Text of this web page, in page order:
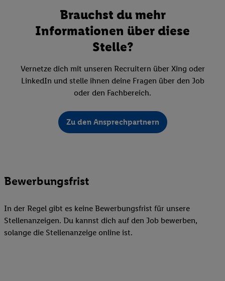
Brauchst du mehr
Informationen über diese
Stelle?
Vernetze dich mit unseren Recruitern über Xing oder
LinkedIn und stelle ihnen deine Fragen über den Job
oder den Fachbereich.
Zu den Ansprechpartnern
Bewerbungsfrist
In der Regel gibt es keine Bewerbungsfrist für unsere
Stellenanzeigen. Du kannst dich auf den Job bewerben,
solange die Stellenanzeige online ist.